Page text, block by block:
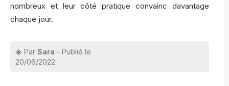
nombreux et leur côté pratique convainc davantage
chaque jour.
Par Sara - Publié le
20/06/2022